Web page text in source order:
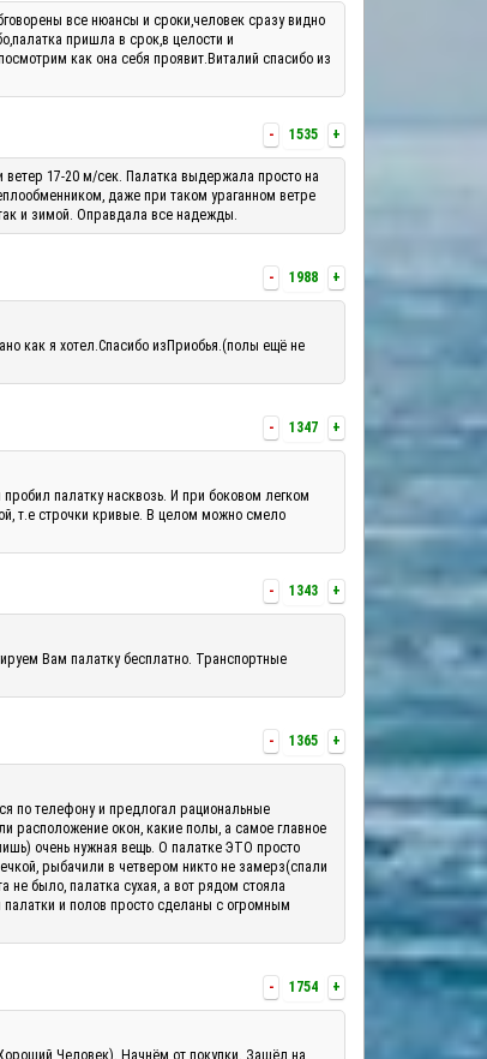
все нюансы и сроки,человек сразу видно
пришла в срок,в целости и
как она себя проявит.Виталий спасибо из
- 1535 +
17-20 м/сек. Палатка выдержала просто на
даже при таком ураганном ветре
и зимой. Оправдала все надежды.
- 1988 +
как я хотел.Спасибо изПриобья.(полы ещё не
- 1347 +
палатку насквозь. И при боковом легком
т.е строчки кривые. В целом можно смело
- 1343 +
Вам палатку бесплатно. Транспортные
- 1365 +
по телефону и предлогал рациональные
расположение окон, какие полы, а самое главное
очень нужная вещь. О палатке ЭТО просто
рыбачили в четвером никто не замерз(спали
было, палатка сухая, а вот рядом стояла
и полов просто сделаны с огромным
- 1754 +
Человек). Начнём от покупки. Зашёл на